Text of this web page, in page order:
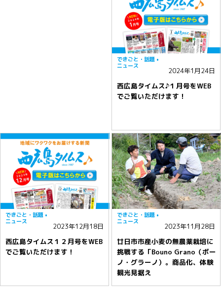
2024年1月24日
西広島タイムス♪１月号をWEB
でご覧いただけます！
できごと・話題
ニュース
2023年12月18日
西広島タイムス１２月号をWEB
でご覧いただけます！
できごと・話題
ニュース
2023年11月28日
廿日市市産小麦の無農薬栽培に
挑戦する「Bouno Grano（ボー
ノ・グラーノ）。商品化、体験
観光見据え
できごと・話題
ニュース